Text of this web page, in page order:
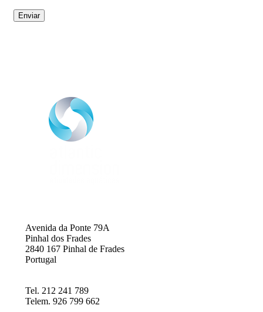
Avenida da Ponte 79A
Pinhal dos Frades
2840 167 Pinhal de Frades
Portugal
Tel. 212 241 789
Telem. 926 799 662